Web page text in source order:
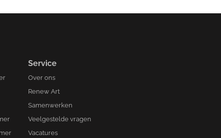
Service
Over ons
Renew Art
Samenwerken
Veelgestelde vragen
Vacatures